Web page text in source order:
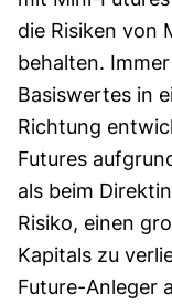
die Risiken von
behalten.
Basiswertes in
Richtung
Futures
als beim
Risiko, einen
Kapitals zu
Future-Anleger